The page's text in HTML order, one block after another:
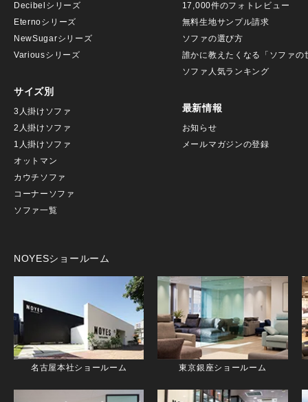
Decibelシリーズ
Eternoシリーズ
NewSugarシリーズ
Variousシリーズ
サイズ別
3人掛けソファ
2人掛けソファ
1人掛けソファ
オットマン
カウチソファ
コーナーソファ
ソファ一覧
17,000件のフォトレビュー
無料生地サンプル請求
ソファの選び方
誰かに教えたくなる「ソファの
ソファ人気ランキング
最新情報
お知らせ
メールマガジンの登録
NOYESショールーム
名古屋本社ショールーム 東京銀座ショールーム